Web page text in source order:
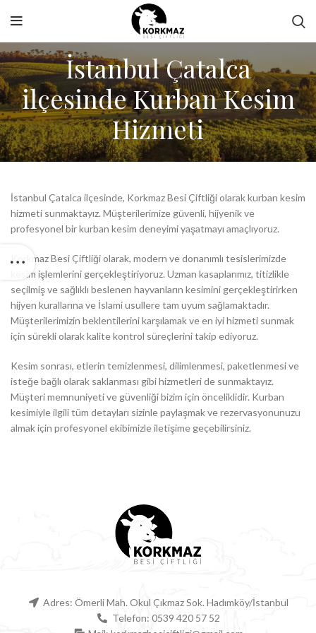
İstanbul Çatalca
ilçesinde Kurban Kesim
Hizmeti
İstanbul Çatalca ilçesinde, Korkmaz Besi Çiftliği olarak kurban kesim
hizmeti sunmaktayız. Müşterilerimize güvenli, hijyenik ve
profesyonel bir kurban kesim deneyimi yaşatmayı amaçlıyoruz.
Korkmaz Besi Çiftliği olarak, modern ve donanımlı tesislerimizde
kesim işlemlerini gerçekleştiriyoruz. Uzman kasaplarımız, titizlikle
seçilmiş ve sağlıklı beslenen hayvanların kesimini gerçekleştirirken
hijyen kurallarına ve İslami usullere tam uyum sağlamaktadır.
Müşterilerimizin beklentilerini karşılamak ve en iyi hizmeti sunmak
için sürekli olarak kalite kontrol süreçlerini takip ediyoruz.
Kesim sonrası, etlerin temizlenmesi, dilimlenmesi, paketlenmesi ve
isteğe bağlı olarak saklanması gibi hizmetleri de sunmaktayız.
Müşteri memnuniyeti ve güvenliği bizim için önceliklidir. Kurban
kesimiyle ilgili tüm detayları sizinle paylaşmak ve rezervasyonunuzu
almak için profesyonel ekibimizle iletişime geçebilirsiniz.
Adres: Ömerli Mah. Okul Çıkmaz Sok. Hadımköy/İstanbul
Telefon: 0539 420 57 52